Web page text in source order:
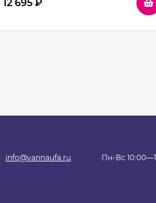
12 695 ₽
info@vannaufa.ru Пн-Вс